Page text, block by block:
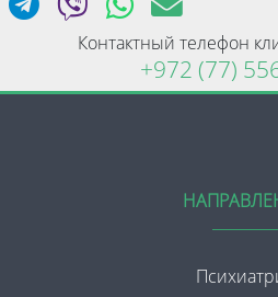
Контактный телефон
+972 (77)